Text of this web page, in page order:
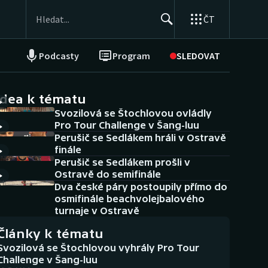
ČT
Podcasty Program SLEDOVAT
NEPŘEHLÉDNĚTE
Historické návraty
Aplikace ČT sport
AZ kvíz
k tématu
Svozilová se Štochlovou ovládly
Pro Tour Challenge v Šang-luu
Perušič se Sedlákem hráli v Ostravě
finále
Perušič se Sedlákem prošli v
Ostravě do semifinále
Dva české páry postoupily přímo do
osmifinále beachvolejbalového
turnaje v Ostravě
k tématu
se Štochlovou vyhrály Pro Tour
v Šang-luu